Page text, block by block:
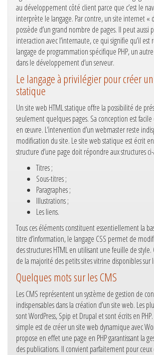
au développement côté client parce que c’est le
interprète le langage. Par contre, un site internet «
possède d’un grand nombre de pages. Il peut aussi
interaction avec l’internaute, ce qui signifie qu’il est
langage de programmation spécifique PHP, un
dans le développement d’un serveur.
Le langage à privilégier pour créer
statique
Un site web HTML statique offre la possibilité de
seulement quelques pages. Sa conception est
en œuvre. L’intervention d’un webmaster reste
modification du site. Le site web statique est écrit en
structure d’une page doit répondre aux structures
Titres ;
Sous-titres ;
Paragraphes ;
Illustrations ;
Les liens.
Tous ces éléments constituent essentiellement la
titre d’information, le langage CSS permet de
des structures HTML en utilisant une feuille de style.
de la majorité des petits sites vitrine disponibles sur
Quelques mots sur les CMS
Les CMS représentent un système de gestion de
indispensables dans la création d’un site web. Les
sont WordPress, Spip et Drupal et sont écrits en
simple est de créer un site web dynamique avec
propose en effet une page en PHP garantissant la
des publications. Il convient parfaitement pour